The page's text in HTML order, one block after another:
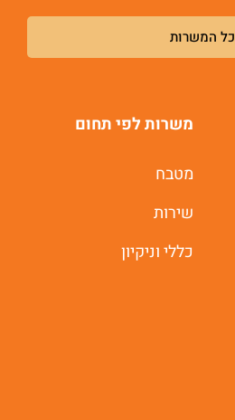
כל המשרות
משרות לפי תחום
מטבח
שירות
כללי וניקיון